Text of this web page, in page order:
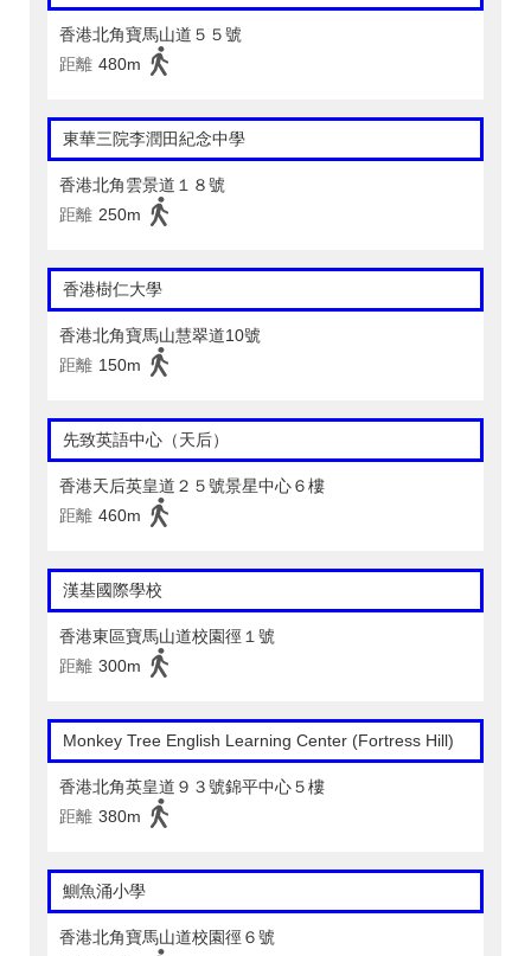
香港北角寶馬山道５５號
距離 480m
東華三院李潤田紀念中學
香港北角雲景道１８號
距離 250m
香港樹仁大學
香港北角寶馬山慧翠道10號
距離 150m
先致英語中心（天后）
香港天后英皇道２５號景星中心６樓
距離 460m
漢基國際學校
香港東區寶馬山道校園徑１號
距離 300m
Monkey Tree English Learning Center (Fortress Hill)
香港北角英皇道９３號錦平中心５樓
距離 380m
鰂魚涌小學
香港北角寶馬山道校園徑６號